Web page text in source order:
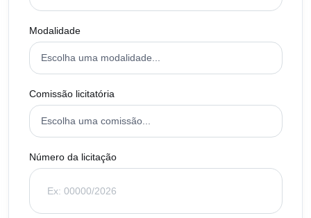
Modalidade
Comissão licitatória
Número da licitação